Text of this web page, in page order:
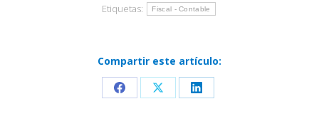
Etiquetas:
Fiscal - Contable
Compartir este artículo:
Share Share Share